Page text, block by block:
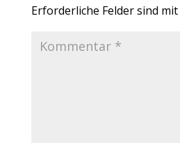
Erforderliche Felder sind mit